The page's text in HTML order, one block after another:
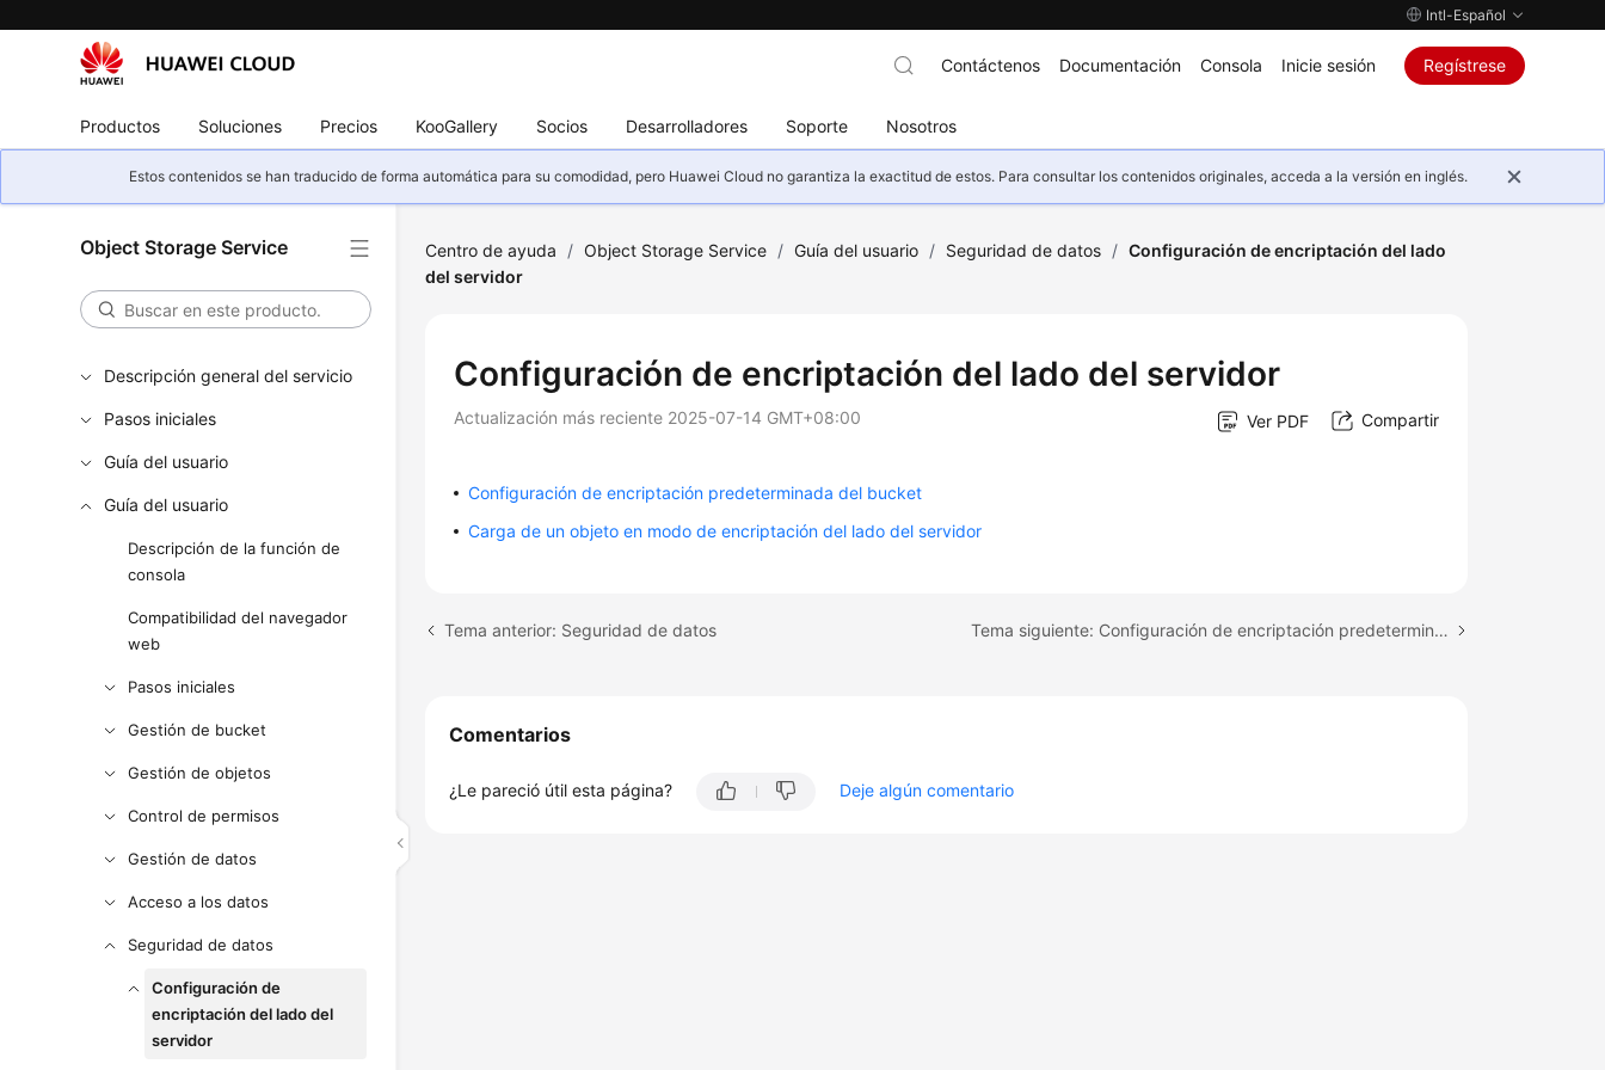
Intl-Español
Productos Soluciones Precios KooGallery Socios Desarrolladores Soporte Nosotros
Contáctenos Documentación Consola Inicie sesión Regístrese
Estos contenidos se han traducido de forma automática para su comodidad, pero Huawei Cloud no garantiza la exactitud de estos. Para consultar los contenidos originales, acceda a la versión en inglés.
Object Storage Service
Descripción general del servicio
Pasos iniciales
Guía del usuario
Guía del usuario
Descripción de la función de
consola
Compatibilidad del navegador
web
Pasos iniciales
Gestión de bucket
Gestión de objetos
Control de permisos
Gestión de datos
Acceso a los datos
Seguridad de datos
Configuración de
encriptación del lado del
servidor
Centro de ayuda / Object Storage Service / Guía del usuario / Seguridad de datos / Configuración de encriptación del lado
del servidor
Configuración de encriptación del lado del servidor
Actualización más reciente 2025-07-14 GMT+08:00 Ver PDF Compartir
Configuración de encriptación predeterminada del bucket
Carga de un objeto en modo de encriptación del lado del servidor
Tema anterior: Seguridad de datos Tema siguiente: Configuración de encriptación predeterminada del bucket
Comentarios
¿Le pareció útil esta página? Deje algún comentario